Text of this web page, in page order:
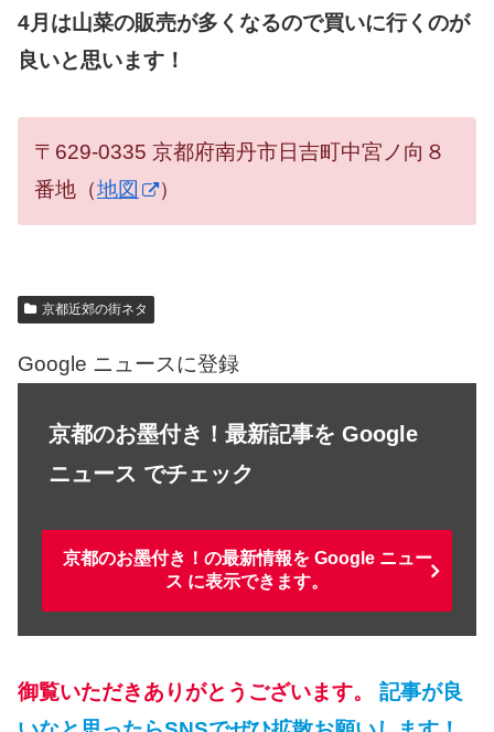
4月は山菜の販売が多くなるので買いに行くのが
良いと思います！
〒629-0335 京都府南丹市日吉町中宮ノ向８
番地（地図 ）
京都近郊の街ネタ
Google ニュースに登録
京都のお墨付き！最新記事を Google
ニュース でチェック
京都のお墨付き！の最新情報を Google ニュー
ス に表示できます。
御覧いただきありがとうございます。
記事が良